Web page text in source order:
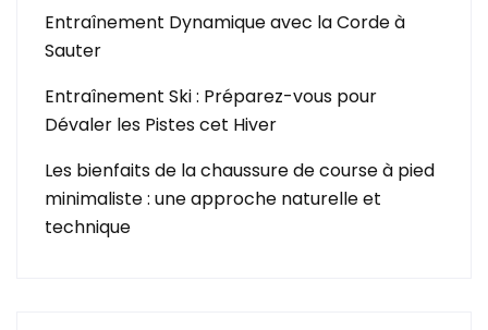
Entraînement Dynamique avec la Corde à
Sauter
Entraînement Ski : Préparez-vous pour
Dévaler les Pistes cet Hiver
Les bienfaits de la chaussure de course à pied
minimaliste : une approche naturelle et
technique